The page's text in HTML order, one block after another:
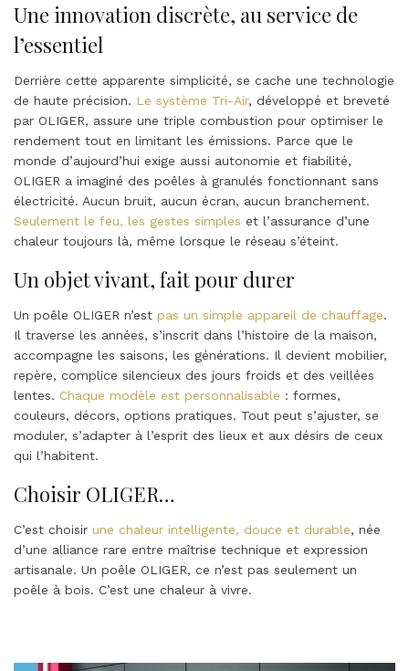
Une innovation discrète, au service de
l’essentiel
Derrière cette apparente simplicité, se cache une technologie
de haute précision. Le système Tri-Air, développé et breveté
par OLIGER, assure une triple combustion pour optimiser le
rendement tout en limitant les émissions. Parce que le
monde d’aujourd’hui exige aussi autonomie et fiabilité,
OLIGER a imaginé des poêles à granulés fonctionnant sans
électricité. Aucun bruit, aucun écran, aucun branchement.
Seulement le feu, les gestes simples et l’assurance d’une
chaleur toujours là, même lorsque le réseau s’éteint.
Un objet vivant, fait pour durer
Un poêle OLIGER n’est pas un simple appareil de chauffage.
Il traverse les années, s’inscrit dans l’histoire de la maison,
accompagne les saisons, les générations. Il devient mobilier,
repère, complice silencieux des jours froids et des veillées
lentes. Chaque modèle est personnalisable : formes,
couleurs, décors, options pratiques. Tout peut s’ajuster, se
moduler, s’adapter à l’esprit des lieux et aux désirs de ceux
qui l’habitent.
Choisir OLIGER…
C’est choisir une chaleur intelligente, douce et durable, née
d’une alliance rare entre maîtrise technique et expression
artisanale. Un poêle OLIGER, ce n’est pas seulement un
poêle à bois. C’est une chaleur à vivre.